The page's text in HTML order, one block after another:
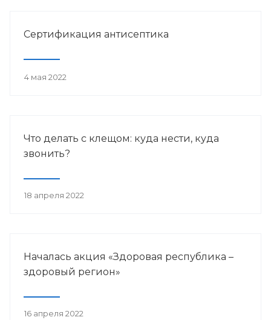
Сертификация антисептика
4 мая 2022
Что делать с клещом: куда нести, куда
звонить?
18 апреля 2022
Началась акция «Здоровая республика –
здоровый регион»
16 апреля 2022